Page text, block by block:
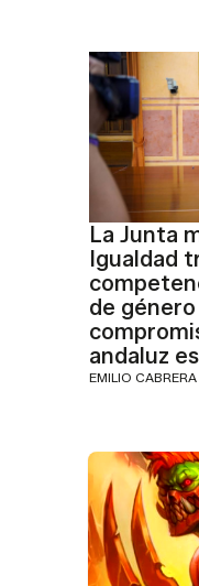
La Junta
Igualdad
de género
andaluz
EMILIO CABRERA